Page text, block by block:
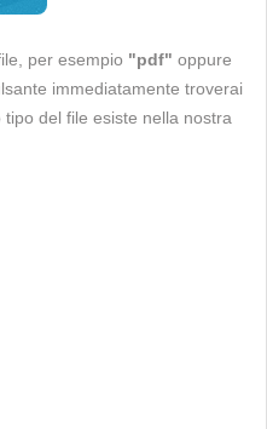
per esempio "pdf" oppure
immediatamente troverai
del file esiste nella nostra